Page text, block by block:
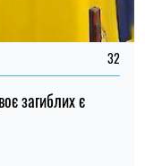
32
загиблих є